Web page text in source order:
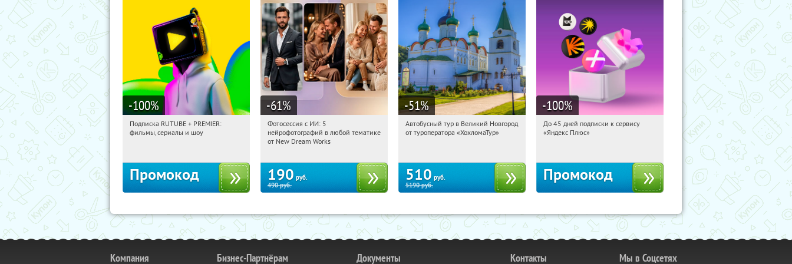
-100%
15:58:42 Получили:
Подписка RUTUBE + PREMIER:
фильмы, сериалы и шоу
Промокод
-61%
15:58:42
Россия
Фотосессия с ИИ: 5
нейрофотографий в любой тематике
от New Dream Works
190 руб.
490руб.
-51%
15:58:42 Купили:2
Автобусный тур в Великий Новгород
от туроператора «ХохломаТур»
510 руб.
5190руб.
-100%
15:58:42 Получили:
До 45 дней подписки к сервису
«Яндекс Плюс»
Промокод
Компания Бизнес-Партнёрам Документы Контакты Мы в Соцсетях